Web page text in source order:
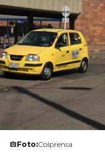
Foto:Colprensa